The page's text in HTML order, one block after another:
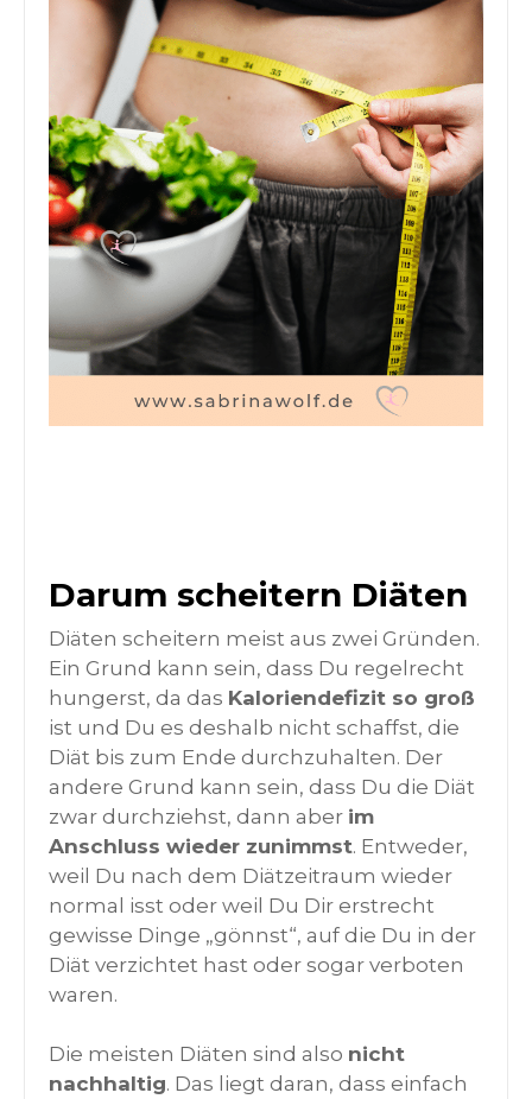
Darum scheitern Diäten
Diäten scheitern meist aus zwei Gründen.
Ein Grund kann sein, dass Du regelrecht
hungerst, da das Kaloriendefizit so groß
ist und Du es deshalb nicht schaffst, die
Diät bis zum Ende durchzuhalten. Der
andere Grund kann sein, dass Du die Diät
zwar durchziehst, dann aber im
Anschluss wieder zunimmst. Entweder,
weil Du nach dem Diätzeitraum wieder
normal isst oder weil Du Dir erstrecht
gewisse Dinge „gönnst“, auf die Du in der
Diät verzichtet hast oder sogar verboten
waren.
Die meisten Diäten sind also nicht
nachhaltig. Das liegt daran, dass einfach